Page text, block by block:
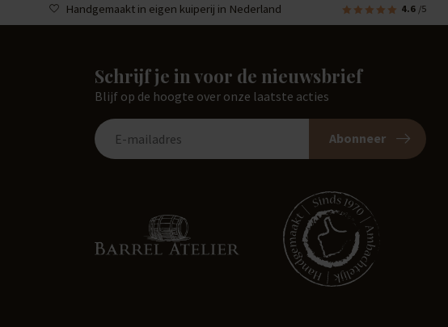
Handgemaakt in eigen kuiperij in Nederland 4.6 /5
Schrijf je in voor de nieuwsbrief
Blijf op de hoogte over onze laatste acties
Abonneer